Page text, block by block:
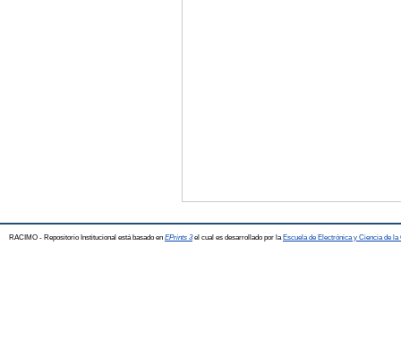
RACIMO - Repositorio Institucional está basado en EPrints 3el cual es desarrollado por la Escuela de Electrónica y Ciencia de la